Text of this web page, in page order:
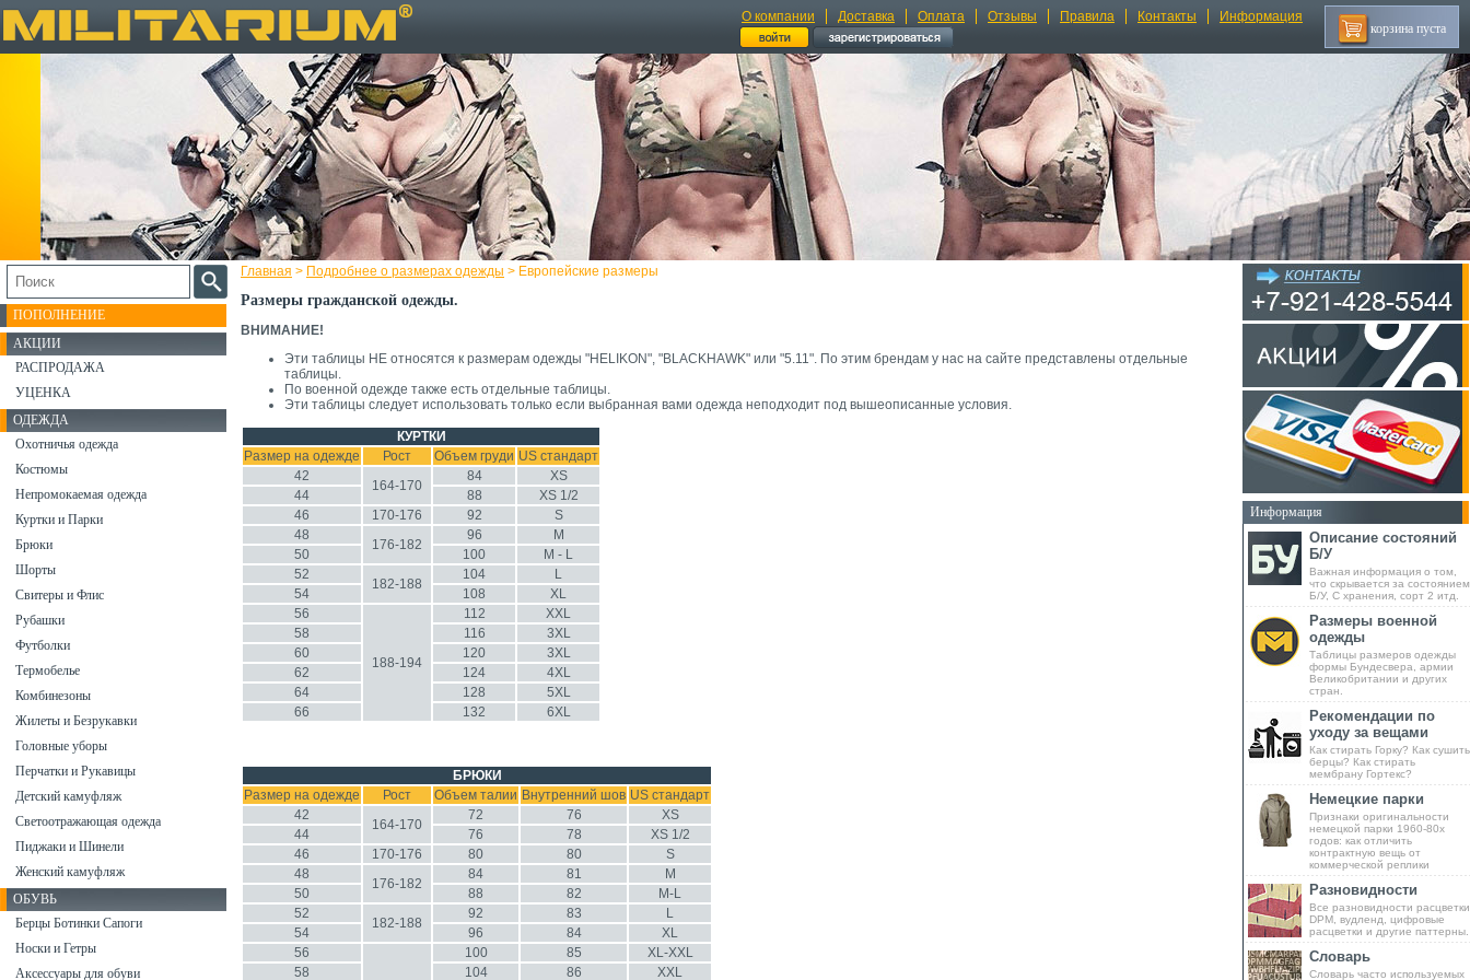
О компании Доставка Оплата Отзывы Правила Контакты Информация
корзина пуста
Главная > Подробнее о размерах одежды > Европейские размеры
Размеры гражданской одежды.
ВНИМАНИЕ!
Эти таблицы НЕ относятся к размерам одежды "HELIKON", "BLACKHAWK" или "5.11". По этим брендам у нас на сайте представлены отдельные
таблицы.
По военной одежде также есть отдельные таблицы.
Эти таблицы следует использовать только если выбранная вами одежда неподходит под вышеописанные условия.
КУРТКИ
Размер на одежде
Рост Объем груди US стандарт
42
164-170
84
XS
44
88
XS 1/2
46
170-176 92
S
48
176-182
96
M
50
100
M - L
52
182-188
104
L
54
108
XL
56
188-194
112
XXL
58
116
3XL
60
120
3XL
62
124
4XL
64
128
5XL
66
132 6XL
БРЮКИ
Размер на одежде
Рост Объем талии Внутренний шов US стандарт
42
164-170
72 76
XS
44
76 78
XS 1/2
46
170-176 80 80
S
48
176-182
84 81
M
50
88 82
M-L
52
182-188
92 83
L
54
96 84
XL
56
100 85
XL-XXL
58
104 86
XXL
ПОПОЛНЕНИЕ
АКЦИИ
РАСПРОДАЖА
УЦЕНКА
ОДЕЖДА
Охотничья одежда
Костюмы
Непромокаемая одежда
Куртки и Парки
Брюки
Шорты
Свитеры и Флис
Рубашки
Футболки
Термобелье
Комбинезоны
Жилеты и Безрукавки
Головные уборы
Перчатки и Рукавицы
Детский камуфляж
Светоотражающая одежда
Пиджаки и Шинели
Женский камуфляж
ОБУВЬ
Берцы Ботинки Сапоги
Носки и Гетры
Аксессуары для обуви
Информация
Описание состояний
Б/У
Важная информация о том,
что скрывается за состоянием
Б/У, С хранения, сорт 2 итд.
Размеры военной
одежды
Таблицы размеров одежды
формы Бундесвера, армии
Великобритании и других
стран.
Рекомендации по
уходу за вещами
Как стирать Горку? Как сушить
берцы? Как стирать
мембрану Гортекс?
Немецкие парки
Признаки оригинальности
немецкой парки 1960-80х
годов: как отличить
контрактную вещь от
коммерческой реплики
Разновидности
Все разновидности расцветки
DPM, вудленд, цифровые
расцветки и другие паттерны.
Словарь
Словарь часто используемых